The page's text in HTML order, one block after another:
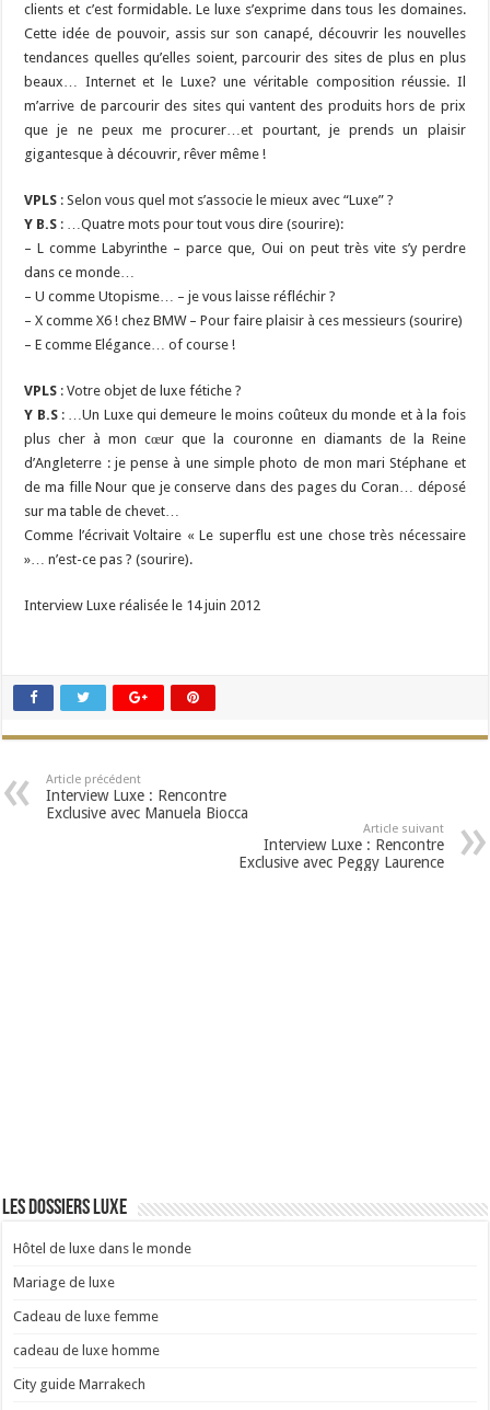
clients et c’est formidable. Le luxe s’exprime dans tous les domaines.
Cette idée de pouvoir, assis sur son canapé, découvrir les nouvelles
tendances quelles qu’elles soient, parcourir des sites de plus en plus
beaux… Internet et le Luxe? une véritable composition réussie. Il
m’arrive de parcourir des sites qui vantent des produits hors de prix
que je ne peux me procurer…et pourtant, je prends un plaisir
gigantesque à découvrir, rêver même !
VPLS : Selon vous quel mot s’associe le mieux avec “Luxe” ?
Y B.S : …Quatre mots pour tout vous dire (sourire):
– L comme Labyrinthe – parce que, Oui on peut très vite s’y perdre
dans ce monde…
– U comme Utopisme… – je vous laisse réfléchir ?
– X comme X6 ! chez BMW – Pour faire plaisir à ces messieurs (sourire)
– E comme Elégance… of course !
VPLS : Votre objet de luxe fétiche ?
Y B.S: …Un Luxe qui demeure le moins coûteux du monde et à la fois
plus cher à mon cœur que la couronne en diamants de la Reine
d’Angleterre : je pense à une simple photo de mon mari Stéphane et
de ma fille Nour que je conserve dans des pages du Coran… déposé
sur ma table de chevet…
Comme l’écrivait Voltaire « Le superflu est une chose très nécessaire
»… n’est-ce pas ? (sourire).
Interview Luxe réalisée le 14 juin 2012
Article précédent
Interview Luxe : Rencontre
Exclusive avec Manuela Biocca
Article suivant
Interview Luxe : Rencontre
Exclusive avec Peggy Laurence
Les dossiers luxe
Hôtel de luxe dans le monde
Mariage de luxe
Cadeau de luxe femme
cadeau de luxe homme
City guide Marrakech